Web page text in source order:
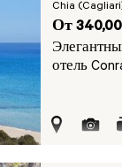
Chia
От
отель